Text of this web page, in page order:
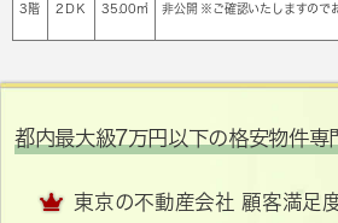
3階 2ＤＫ 35.00㎡ 非公開 ※ご確認いたしますので
都内最大級7万円以下の格安物件専
東京の不動産会社 顧客満足